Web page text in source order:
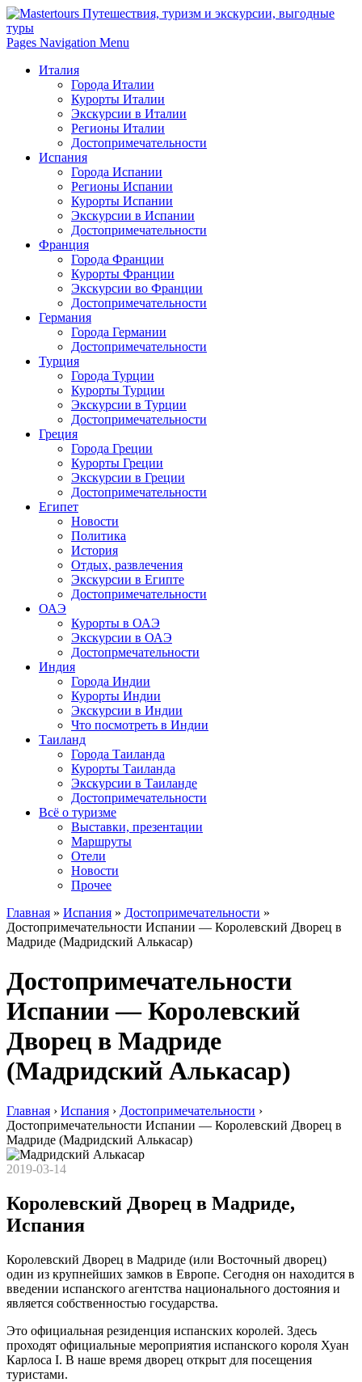
Pages Navigation Menu
Италия
Города Италии
Курорты Италии
Экскурсии в Италии
Регионы Италии
Достопримечательности
Испания
Города Испании
Регионы Испании
Курорты Испании
Экскурсии в Испании
Достопримечательности
Франция
Города Франции
Курорты Франции
Экскурсии во Франции
Достопримечательности
Германия
Города Германии
Достопримечательности
Турция
Города Турции
Курорты Турции
Экскурсии в Турции
Достопримечательности
Греция
Города Греции
Курорты Греции
Экскурсии в Греции
Достопримечательности
Египет
Новости
Политика
История
Отдых, развлечения
Экскурсии в Египте
Достопримечательности
ОАЭ
Курорты в ОАЭ
Экскурсии в ОАЭ
Достопрмечательности
Индия
Города Индии
Курорты Индии
Экскурсии в Индии
Что посмотреть в Индии
Таиланд
Города Таиланда
Курорты Таиланда
Экскурсии в Таиланде
Достопримечательности
Всё о туризме
Выставки, презентации
Маршруты
Отели
Новости
Прочее
Главная » Испания » Достопримечательности »
Достопримечательности Испании — Королевский Дворец в
Мадриде (Мадридский Алькасар)
Достопримечательности
Испании — Королевский
Дворец в Мадриде
(Мадридский Алькасар)
Главная › Испания › Достопримечательности ›
Достопримечательности Испании — Королевский Дворец в
Мадриде (Мадридский Алькасар)
2019-03-14
Королевский Дворец в Мадриде,
Испания
Королевский Дворец в Мадриде (или Восточный дворец)
один из крупнейших замков в Европе. Сегодня он находится в
введении испанского агентства национального достояния и
является собственностью государства.
Это официальная резиденция испанских королей. Здесь
проходят официальные мероприятия испанского короля Хуан
Карлоса I. В наше время дворец открыт для посещения
туристами.